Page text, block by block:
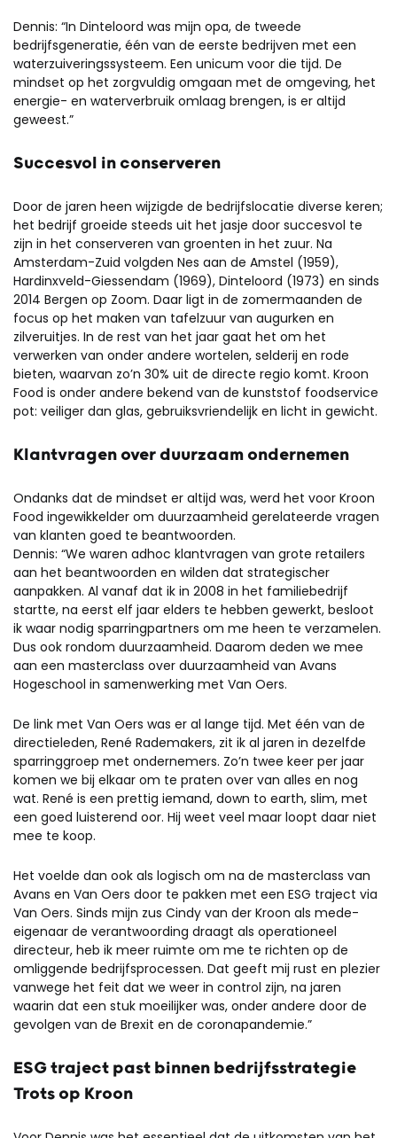
Dennis: “In Dinteloord was mijn opa, de tweede
bedrijfsgeneratie, één van de eerste bedrijven met een
waterzuiveringssysteem. Een unicum voor die tijd. De
mindset op het zorgvuldig omgaan met de omgeving, het
energie- en waterverbruik omlaag brengen, is er altijd
geweest.”
Succesvol in conserveren
Door de jaren heen wijzigde de bedrijfslocatie diverse keren;
het bedrijf groeide steeds uit het jasje door succesvol te
zijn in het conserveren van groenten in het zuur. Na
Amsterdam-Zuid volgden Nes aan de Amstel (1959),
Hardinxveld-Giessendam (1969), Dinteloord (1973) en sinds
2014 Bergen op Zoom. Daar ligt in de zomermaanden de
focus op het maken van tafelzuur van augurken en
zilveruitjes. In de rest van het jaar gaat het om het
verwerken van onder andere wortelen, selderij en rode
bieten, waarvan zo’n 30% uit de directe regio komt. Kroon
Food is onder andere bekend van de kunststof foodservice
pot: veiliger dan glas, gebruiksvriendelijk en licht in gewicht.
Klantvragen over duurzaam ondernemen
Ondanks dat de mindset er altijd was, werd het voor Kroon
Food ingewikkelder om duurzaamheid gerelateerde vragen
van klanten goed te beantwoorden.
Dennis: “We waren adhoc klantvragen van grote retailers
aan het beantwoorden en wilden dat strategischer
aanpakken. Al vanaf dat ik in 2008 in het familiebedrijf
startte, na eerst elf jaar elders te hebben gewerkt, besloot
ik waar nodig sparringpartners om me heen te verzamelen.
Dus ook rondom duurzaamheid. Daarom deden we mee
aan een masterclass over duurzaamheid van Avans
Hogeschool in samenwerking met Van Oers.
De link met Van Oers was er al lange tijd. Met één van de
directieleden, René Rademakers, zit ik al jaren in dezelfde
sparringgroep met ondernemers. Zo’n twee keer per jaar
komen we bij elkaar om te praten over van alles en nog
wat. René is een prettig iemand, down to earth, slim, met
een goed luisterend oor. Hij weet veel maar loopt daar niet
mee te koop.
Het voelde dan ook als logisch om na de masterclass van
Avans en Van Oers door te pakken met een ESG traject via
Van Oers. Sinds mijn zus Cindy van der Kroon als mede-
eigenaar de verantwoording draagt als operationeel
directeur, heb ik meer ruimte om me te richten op de
omliggende bedrijfsprocessen. Dat geeft mij rust en plezier
vanwege het feit dat we weer in control zijn, na jaren
waarin dat een stuk moeilijker was, onder andere door de
gevolgen van de Brexit en de coronapandemie.”
ESG traject past binnen bedrijfsstrategie
Trots op Kroon